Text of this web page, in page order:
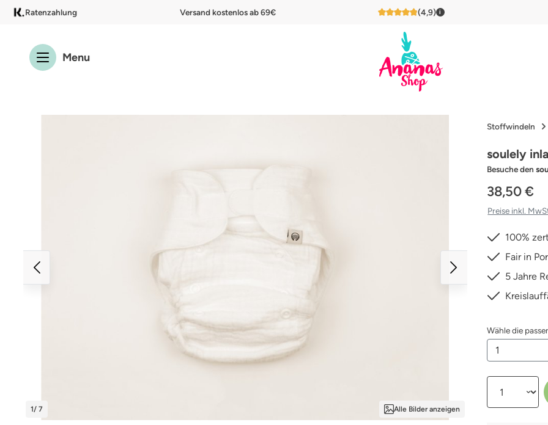
Hauptinhalt springen
Zur Suche springen
Zur Hauptnavigation springen
Ratenzahlung Versand kostenlos ab 69€ 4,9 von 5 Sternen
(4,9) i
Menu
1/ 7 Alle Bilder anzeigen
Stoffwindeln
soulely
Besuche den
38,50 €
Preise inkl.
100%
Fair in
5 Jahre
Wähle die
Produkt